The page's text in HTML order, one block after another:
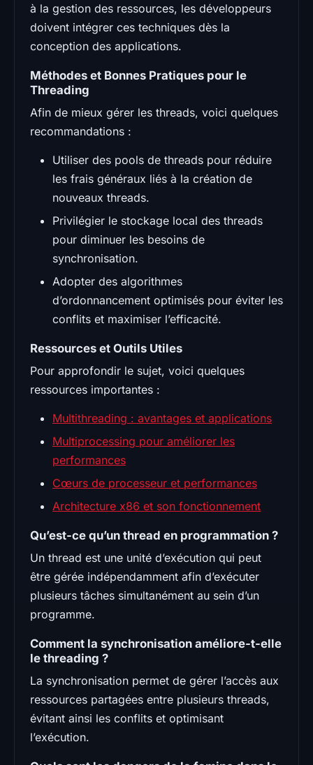
à la gestion des ressources, les développeurs
doivent intégrer ces techniques dès la
conception des applications.
Méthodes et Bonnes Pratiques pour le
Threading
Afin de mieux gérer les threads, voici quelques
recommandations :
Utiliser des pools de threads pour réduire
les frais généraux liés à la création de
nouveaux threads.
Privilégier le stockage local des threads
pour diminuer les besoins de
synchronisation.
Adopter des algorithmes
d’ordonnancement optimisés pour éviter les
conflits et maximiser l’efficacité.
Ressources et Outils Utiles
Pour approfondir le sujet, voici quelques
ressources importantes :
Multithreading : avantages et applications
Multiprocessing pour améliorer les
performances
Cœurs de processeur et performances
Architecture x86 et son fonctionnement
Qu’est-ce qu’un thread en programmation ?
Un thread est une unité d’exécution qui peut
être gérée indépendamment afin d’exécuter
plusieurs tâches simultanément au sein d’un
programme.
Comment la synchronisation améliore-t-elle
le threading ?
La synchronisation permet de gérer l’accès aux
ressources partagées entre plusieurs threads,
évitant ainsi les conflits et optimisant
l’exécution.